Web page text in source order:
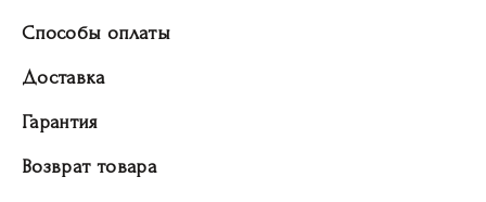
Способы оплаты
Доставка
Гарантия
Возврат товара